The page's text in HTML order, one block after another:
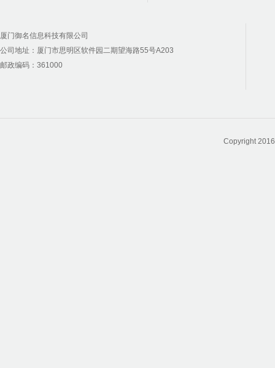
厦门御名信息科技有限公司
公司地址：厦门市思明区软件园二期望海路55号A203
邮政编码：361000
Copyright